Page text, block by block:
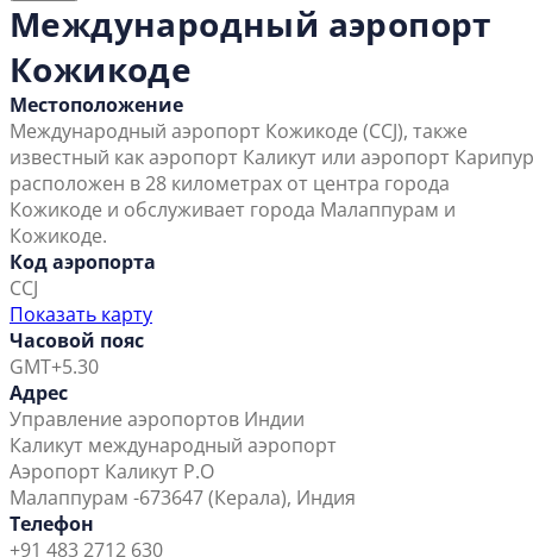
Международный аэропорт
Кожикоде
Местоположение
Международный аэропорт Кожикоде (CCJ), также
известный как аэропорт Каликут или аэропорт
расположен в 28 километрах от центра города
Кожикоде и обслуживает города Малаппурам и
Кожикоде.
Код аэропорта
CCJ
Показать карту
Часовой пояс
GMT+5.30
Адрес
Управление аэропортов Индии
Каликут международный аэропорт
Аэропорт Каликут P.O
Малаппурам -673647 (Керала), Индия
Телефон
+91 483 2712 630